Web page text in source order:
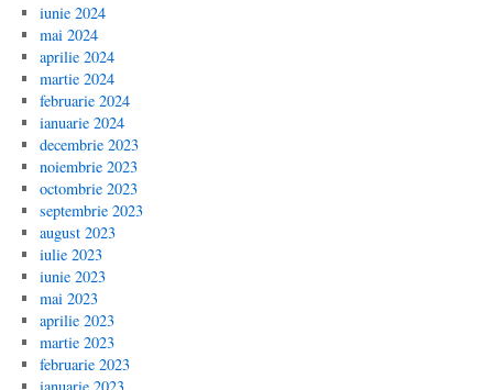
iunie 2024
mai 2024
aprilie 2024
martie 2024
februarie 2024
ianuarie 2024
decembrie 2023
noiembrie 2023
octombrie 2023
septembrie 2023
august 2023
iulie 2023
iunie 2023
mai 2023
aprilie 2023
martie 2023
februarie 2023